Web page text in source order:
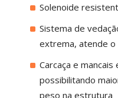
Solenoide
Sistema de
extrema, atende
Carcaça e
possibilitando
peso na estrutura